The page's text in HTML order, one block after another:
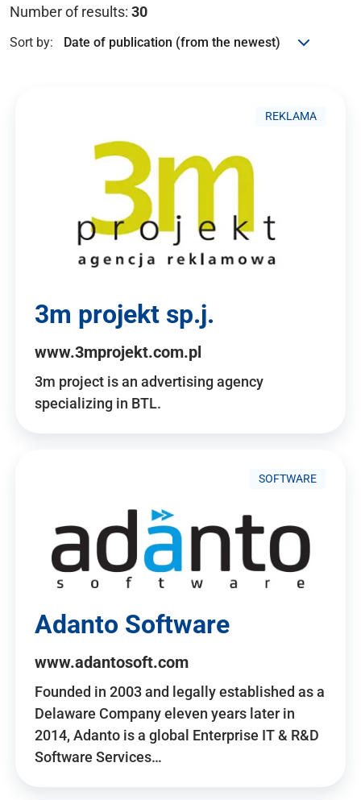
Number of results: 30
Sort by:
REKLAMA
3m projekt sp.j.
www.3mprojekt.com.pl
3m project is an advertising agency
specializing in BTL.
SOFTWARE
Adanto Software
www.adantosoft.com
Founded in 2003 and legally established as a
Delaware Company eleven years later in
2014, Adanto is a global Enterprise IT & R&D
Software Services…